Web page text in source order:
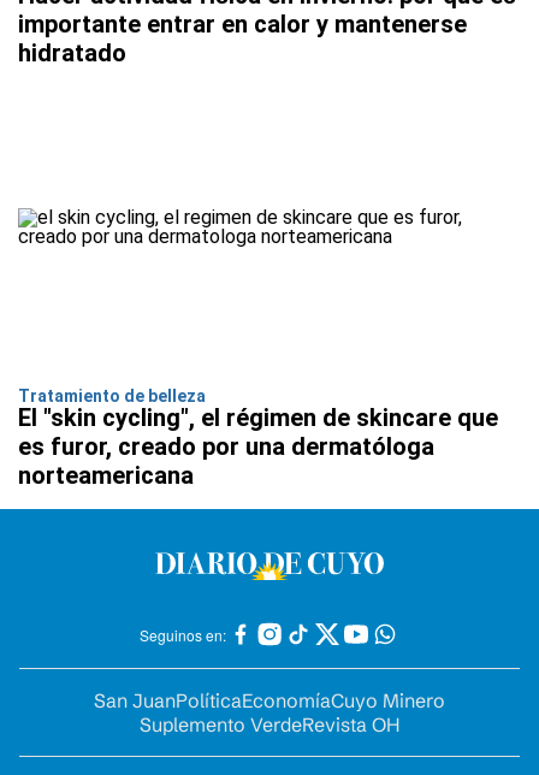
importante entrar en calor y mantenerse
hidratado
Tratamiento de belleza
El "skin cycling", el régimen de skincare que
es furor, creado por una dermatóloga
norteamericana
Seguinos en:
San JuanPolíticaEconomíaCuyo Minero
Suplemento VerdeRevista OH